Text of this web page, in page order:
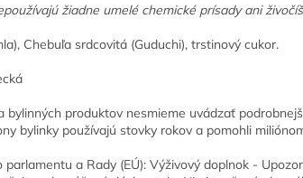
žiadne umelé chemické prísady ani
Chebuľa srdcovitá (Guduchi), trstinový cukor.
bylinných produktov nesmieme uvádzať
bylinky používajú stovky rokov a pomohli
a Rady (EÚ): Výživový doplnok -